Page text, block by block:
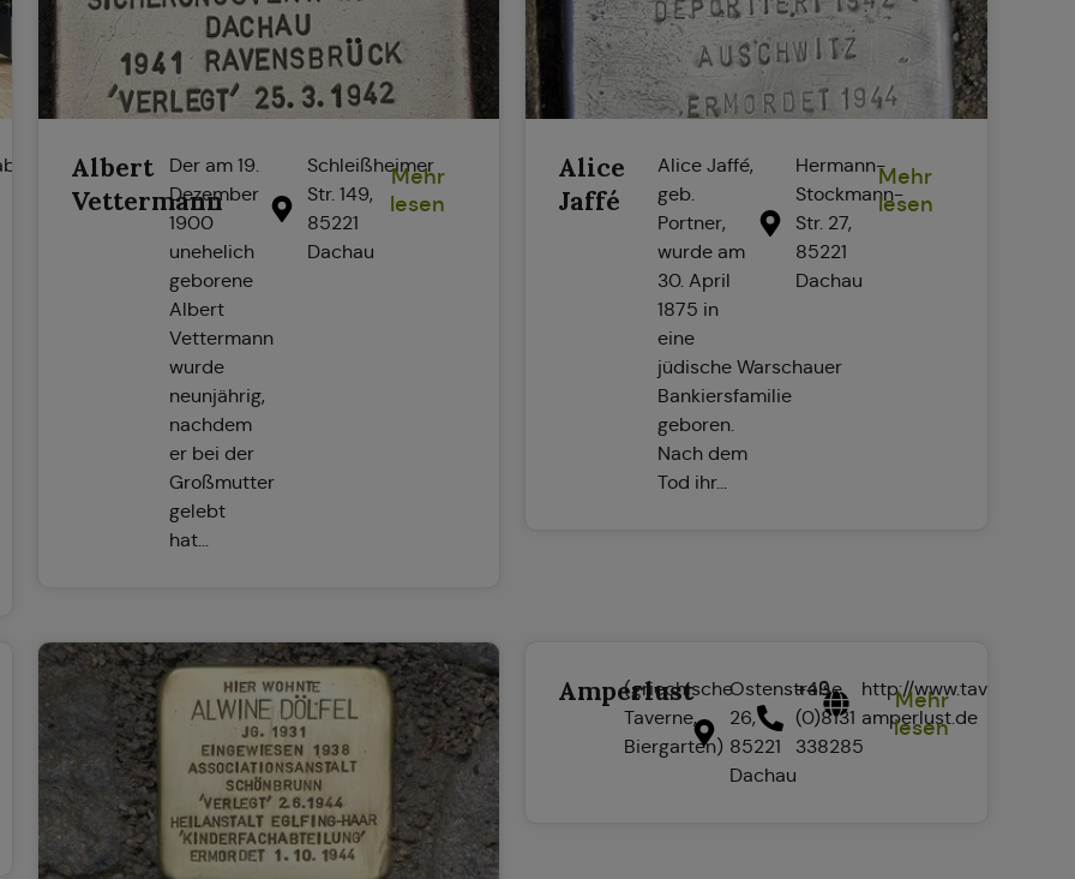
Albert
Vettermann
Der am 19.
Dezember
1900
unehelich
geborene
Albert
Vettermann
wurde
neunjährig,
nachdem
er bei der
Großmutter
gelebt
hat...
Schleißheimer
Str. 149,
85221
Dachau
Mehr
lesen
Alice
Jaffé
Alice Jaffé,
geb.
Portner,
wurde am
30. April
1875 in
eine
jüdische Warschauer
Bankiersfamilie
geboren.
Nach dem
Tod ihr...
Hermann-
Stockmann-
Str. 27,
85221
Dachau
Mehr
lesen
Amperlust
(griechische
Taverne,
Biergarten)
Ostenstraße
26,
85221
Dachau
+49
(0)8131
338285
http://www.taverne-
amperlust.de
Mehr
lesen